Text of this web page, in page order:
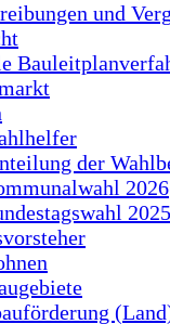
und
der
2026
2025